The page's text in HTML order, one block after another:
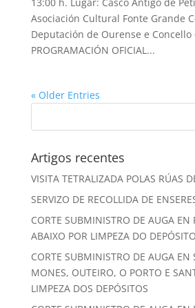
Asociación Cultural Fonte Grande
Deputación de Ourense e Concello
PROGRAMACIÓN OFICIAL...
« Older Entries
Artigos recentes
VISITA TETRALIZADA POLAS RÚAS
SERVIZO DE RECOLLIDA DE
CORTE SUBMINISTRO DE AUGA EN
ABAIXO POR LIMPEZA DO DEPÓSITO
CORTE SUBMINISTRO DE AUGA EN
MONES, OUTEIRO, O PORTO E
LIMPEZA DOS DEPÓSITOS